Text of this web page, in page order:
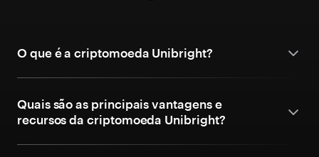
O que é a criptomoeda Unibright?
Quais são as principais vantagens e
recursos da criptomoeda Unibright?